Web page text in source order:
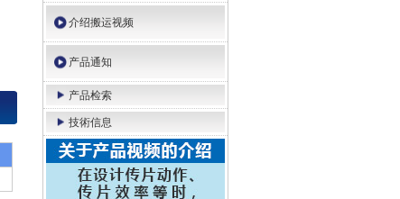
介绍搬运视频
产品通知
产品检索
技術信息